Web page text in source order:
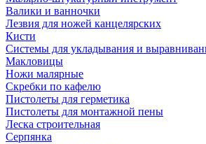
Валики и ванночки
Лезвия для ножей канцелярских
Кисти
Системы для укладывания и
Макловицы
Ножи малярные
Скребки по кафелю
Пистолеты для герметика
Пистолеты для монтажной пены
Леска строительная
Серпянка